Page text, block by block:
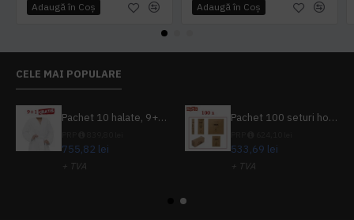
Adaugă în Coş Adaugă în Coş
CELE MAI POPULARE
Pachet 10 halate, 9+1 gratuit
755,82 lei
+ TVA
Pachet 100 seturi hoteliere, set dentar, set barbierit, casca de dus, pila unghii, set cusut
533,69 lei
+ TVA